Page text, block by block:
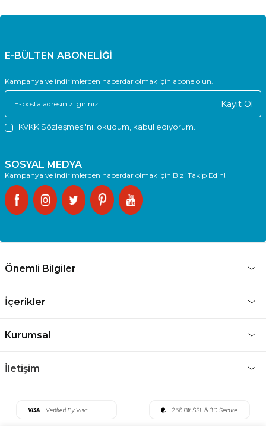
E-BÜLTEN ABONELİĞİ
Kampanya ve indirimlerden haberdar olmak için abone olun.
Kayıt Ol
KVKK Sözleşmesi'ni , okudum, kabul ediyorum.
SOSYAL MEDYA
Kampanya ve indirimlerden haberdar olmak için Bizi Takip Edin!
Önemli Bilgiler
İçerikler
Kurumsal
İletişim